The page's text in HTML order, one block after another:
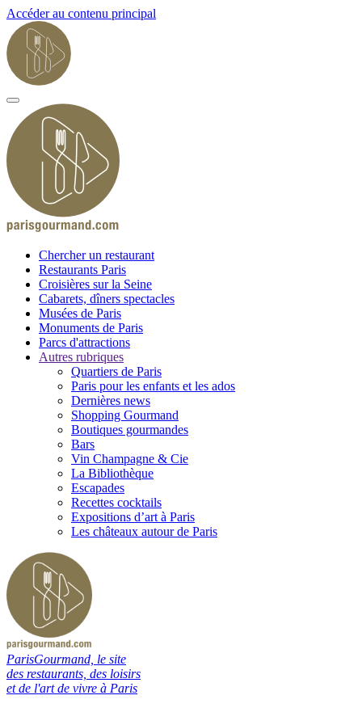
Accéder au contenu principal
Chercher un restaurant
Restaurants Paris
Croisières sur la Seine
Cabarets, dîners spectacles
Musées de Paris
Monuments de Paris
Parcs d'attractions
Autres rubriques
Quartiers de Paris
Paris pour les enfants et les ados
Dernières news
Shopping Gourmand
Boutiques gourmandes
Bars
Vin Champagne & Cie
La Bibliothèque
Escapades
Recettes cocktails
Expositions d’art à Paris
Les châteaux autour de Paris
ParisGourmand, le site
des restaurants, des loisirs
et de l'art de vivre à Paris